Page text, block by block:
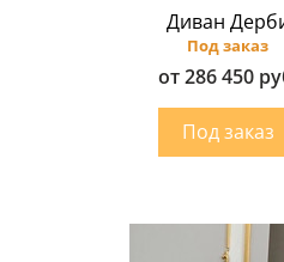
Диван
Под заказ
от 286 450